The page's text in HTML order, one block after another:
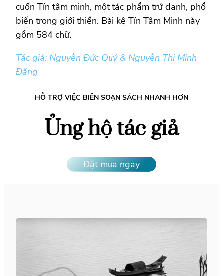
cuốn Tín tâm minh, một tác phẩm trứ danh, phổ
biến trong giới thiền. Bài kệ Tín Tâm Minh này
gồm 584 chữ.
Tác giả: Nguyễn Đức Quý & Nguyễn Thị Minh
Đăng
HỖ TRỢ VIỆC BIÊN SOẠN SÁCH NHANH HƠN
Ủng hộ tác giả
Đặt mua ngay